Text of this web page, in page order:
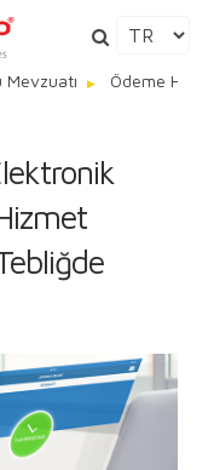
Mevzuatı Ödeme